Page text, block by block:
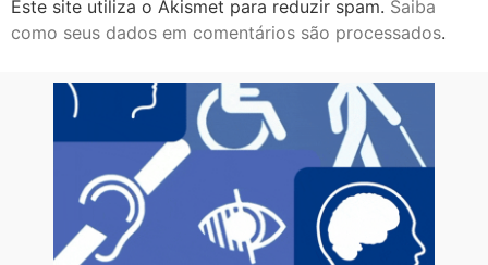
Este site utiliza o Akismet para reduzir spam. Saiba
como seus dados em comentários são processados.